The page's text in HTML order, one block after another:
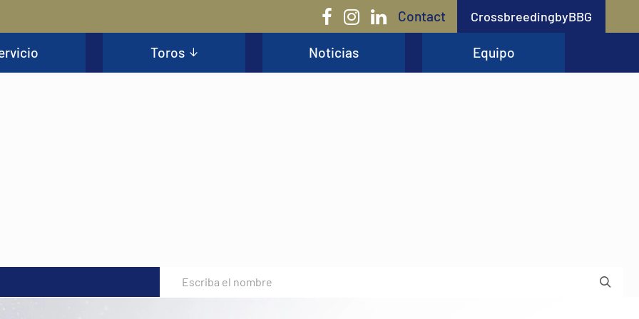
Contact CrossbreedingbyBBG
Toros Noticias Equipo